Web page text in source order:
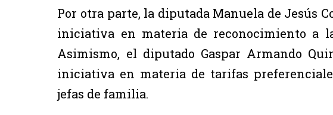
Por otra parte, la diputada Manuela de Jesús
iniciativa en materia de reconocimiento a
Asimismo, el diputado Gaspar Armando
iniciativa en materia de tarifas
jefas de familia.